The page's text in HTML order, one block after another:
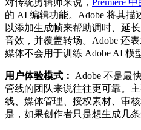
对传统剪辑师来说， Premiere 中
的 AI 编辑功能。Adobe 将其描
以添加生成帧来帮助调时、延
音效，并覆盖转场。Adobe 还表
媒体不会用于训练 Adobe AI 模
用户体验模式：
Adobe 不是最
管线的团队来说往往更可靠。
线、媒体管理、授权素材、审
是，如果创作者只是想生成几